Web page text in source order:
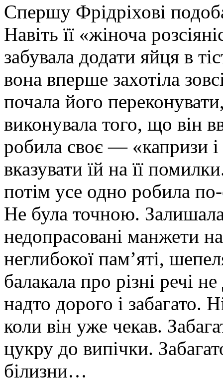
Спершу Фрідріхові
Навіть її «жіноча
забувала додати яйця в
вона вперше захотіла
почала його
виконувала того, що він
робила своє — «капризи і
вказувати їй на її
потім усе одно робила
Не була точною. Залишала
недопрасовані манжети
неглибокої пам’яті,
балакала про різні речі
надто дорого і забагато.
коли він уже чекав.
цукру до випічки.
білизни…